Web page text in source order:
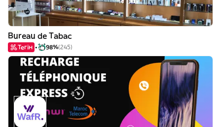
Bureau de Tabac
Тегін 98%(245)